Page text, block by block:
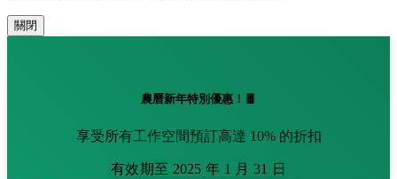
關閉
農曆新年特別優惠！🧧
享受所有工作空間預訂高達 10% 的折扣
有效期至 2025 年 1 月 31 日